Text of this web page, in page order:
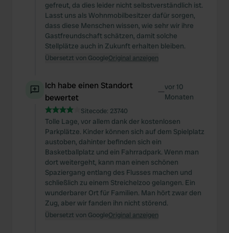
gefreut, da dies leider nicht selbstverständlich ist.
Lasst uns als Wohnmobilbesitzer dafür sorgen,
dass diese Menschen wissen, wie sehr wir ihre
Gastfreundschaft schätzen, damit solche
Stellplätze auch in Zukunft erhalten bleiben.
Übersetzt von GoogleOriginal anzeigen
Ich habe einen Standort
bewertet
—vor 10
Monaten
Sitecode: 23740
Tolle Lage, vor allem dank der kostenlosen
Parkplätze. Kinder können sich auf dem Spielplatz
austoben, dahinter befinden sich ein
Basketballplatz und ein Fahrradpark. Wenn man
dort weitergeht, kann man einen schönen
Spaziergang entlang des Flusses machen und
schließlich zu einem Streichelzoo gelangen. Ein
wunderbarer Ort für Familien. Man hört zwar den
Zug, aber wir fanden ihn nicht störend.
Übersetzt von GoogleOriginal anzeigen